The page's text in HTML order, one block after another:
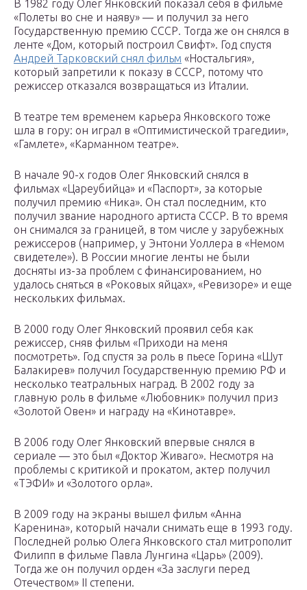
В 1982 году Олег Янковский показал себя в фильме
«Полеты во сне и наяву» — и получил за него
Государственную премию СССР. Тогда же он снялся в
ленте «Дом, который построил Свифт». Год спустя
Андрей Тарковский снял фильм «Ностальгия»,
который запретили к показу в СССР, потому что
режиссер отказался возвращаться из Италии.
В театре тем временем карьера Янковского тоже
шла в гору: он играл в «Оптимистической трагедии»,
«Гамлете», «Карманном театре».
В начале 90-х годов Олег Янковский снялся в
фильмах «Цареубийца» и «Паспорт», за которые
получил премию «Ника». Он стал последним, кто
получил звание народного артиста СССР. В то время
он снимался за границей, в том числе у зарубежных
режиссеров (например, у Энтони Уоллера в «Немом
свидетеле»). В России многие ленты не были
досняты из-за проблем с финансированием, но
удалось сняться в «Роковых яйцах», «Ревизоре» и еще
нескольких фильмах.
В 2000 году Олег Янковский проявил себя как
режиссер, сняв фильм «Приходи на меня
посмотреть». Год спустя за роль в пьесе Горина «Шут
Балакирев» получил Государственную премию РФ и
несколько театральных наград. В 2002 году за
главную роль в фильме «Любовник» получил приз
«Золотой Овен» и награду на «Кинотавре».
В 2006 году Олег Янковский впервые снялся в
сериале — это был «Доктор Живаго». Несмотря на
проблемы с критикой и прокатом, актер получил
«ТЭФИ» и «Золотого орла».
В 2009 году на экраны вышел фильм «Анна
Каренина», который начали снимать еще в 1993 году.
Последней ролью Олега Янковского стал митрополит
Филипп в фильме Павла Лунгина «Царь» (2009).
Тогда же он получил орден «За заслуги перед
Отечеством» II степени.